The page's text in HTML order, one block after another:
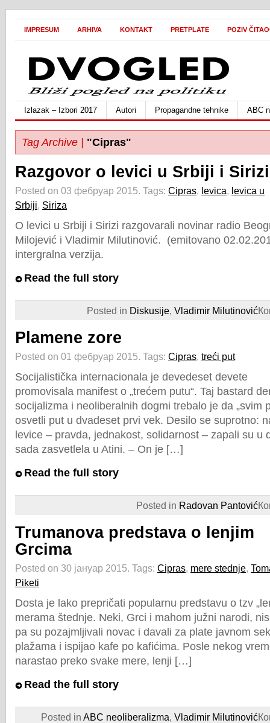
IMPRESUM ARHIVA KONTAKT PRETPLATE POZIV
Izlazak – Izbori 2017 Autori Propagandne tehnike ABC
Tag Archive | "Cipras"
Razgovor o levici u Srbiji i Sirizi
Posted on 03 фебруар 2015. Tags: Cipras, levica, levica u
Srbiji, Siriza
O levici u Srbiji i Sirizi razgovarali novinar radio
Milojević i Vladimir Milutinović. (emitovano
intergralna verzija.
Read the full story
Posted in Diskusije, Vladimir Milutinović
Plamene zore
Posted on 01 фебруар 2015. Tags: Cipras, treći put
Socijalistička internacionala je devedeset devete
promovisala manifest o „trećem putu“. Taj bastard
socijalizma i neoliberalnih dogmi trebalo je da „svim
osvetli put u dvadeset prvi vek. Desilo se suprotno:
levice – pravda, jednakost, solidarnost – zapali su u
sada zasvetlela u Atini. – On je […]
Read the full story
Posted in Radovan Pantović
Trumanova predstava o lenjim
Grcima
Posted on 30 јануар 2015. Tags: Cipras, mere stednje,
Piketi
Dosta je lako prepričati popularnu predstavu o tzv
merama štednje. Neki, Grci i mahom južni narodi,
pa su pozajmljivali novac i davali za plate javnom
plažama i ispijao kafe po kafićima. Posle nekog
narastao preko svake mere, lenji […]
Read the full story
Posted in ABC neoliberalizma, Vladimir Milutinović